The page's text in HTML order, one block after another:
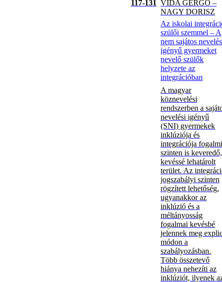
117-131 VIDA GERGŐ –
NAGY DORISZ
Az iskolai
szülői szemmel – A
nem sajátos
igényű gyermeket
nevelő szülők
helyzete az
integrációban
A magyar
köznevelési
rendszerben a
nevelési igényű
(SNI) gyermekek
inklúziója és
integrációja fogalmi
szinten is keveredő,
kevéssé lehatárolt
terület. Az
jogszabályi szinten
rögzített lehetőség,
ugyanakkor az
inklúzió és a
méltányosság
fogalmai kevésbé
jelennek meg
módon a
szabályozásban.
Több összetevő
hiánya nehezíti az
inklúziót, ilyenek